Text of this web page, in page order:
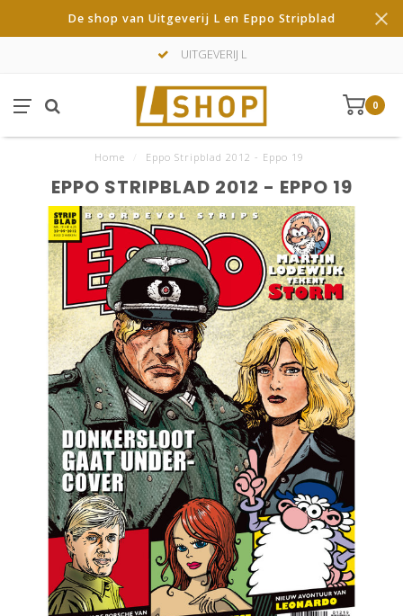
De shop van Uitgeverij L en Eppo Stripblad
UITGEVERIJ L
0
Home Eppo Stripblad 2012 - Eppo 19
EPPO STRIPBLAD 2012 - EPPO 19